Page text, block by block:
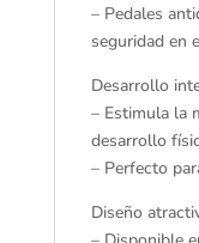
– Pedales
seguridad en
Desarrollo
– Estimula la
desarrollo
– Perfecto
Diseño